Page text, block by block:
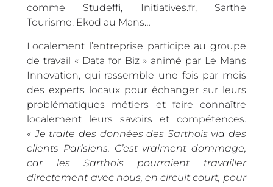
comme Studeffi, Initiatives.fr, Sarthe
Tourisme, Ekod au Mans…
Localement l’entreprise participe au groupe
de travail « Data for Biz » animé par Le Mans
Innovation, qui rassemble une fois par mois
des experts locaux pour échanger sur leurs
problématiques métiers et faire connaître
localement leurs savoirs et compétences.
«Je traite des données des Sarthois via des
clients Parisiens. C’est vraiment dommage,
car les Sarthois pourraient travailler
directement avec nous, en circuit court, pour